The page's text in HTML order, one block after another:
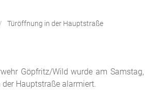
Türöffnung in der Hauptstraße
Göpfritz/Wild wurde am
Hauptstraße alarmiert.